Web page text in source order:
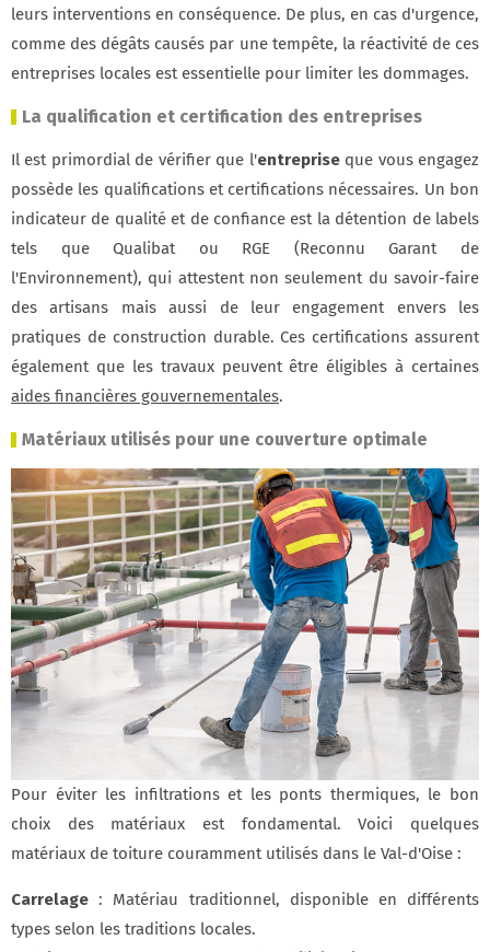
leurs interventions en conséquence. De plus, en cas d'urgence,
comme des dégâts causés par une tempête, la réactivité de ces
entreprises locales est essentielle pour limiter les dommages.
La qualification et certification des entreprises
Il est primordial de vérifier que l'entreprise que vous engagez
possède les qualifications et certifications nécessaires. Un bon
indicateur de qualité et de confiance est la détention de labels
tels que Qualibat ou RGE (Reconnu Garant de
l'Environnement), qui attestent non seulement du savoir-faire
des artisans mais aussi de leur engagement envers les
pratiques de construction durable. Ces certifications assurent
également que les travaux peuvent être éligibles à certaines
aides financières gouvernementales.
Matériaux utilisés pour une couverture optimale
Pour éviter les infiltrations et les ponts thermiques, le bon
choix des matériaux est fondamental. Voici quelques
matériaux de toiture couramment utilisés dans le Val-d'Oise :
Carrelage : Matériau traditionnel, disponible en différents
types selon les traditions locales.